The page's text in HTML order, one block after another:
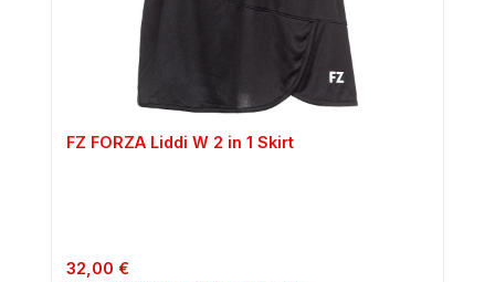
FZ FORZA Liddi W 2 in 1 Skirt
Regulärer Preis:
32,00 €